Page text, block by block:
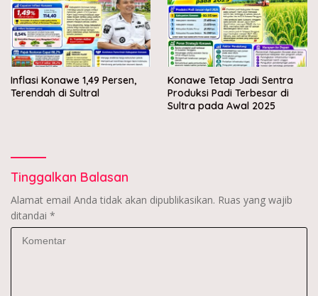
Inflasi Konawe 1,49 Persen,
Terendah di Sultral
Konawe Tetap Jadi Sentra
Produksi Padi Terbesar di
Sultra pada Awal 2025
Tinggalkan Balasan
Alamat email Anda tidak akan dipublikasikan. Ruas yang wajib
ditandai *